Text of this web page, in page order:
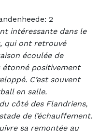
2
intéressante dans le
qui ont retrouvé
écoulée de
étonné positivement
C’est souvent
en salle.
côté des Flandriens,
de l’échauffement.
sa remontée au